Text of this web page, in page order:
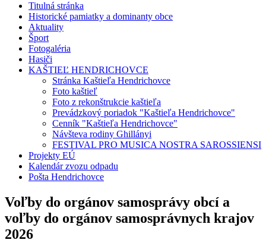
Titulná stránka
Historické pamiatky a dominanty obce
Aktuality
Šport
Fotogaléria
Hasiči
KAŠTIEĽ HENDRICHOVCE
Stránka Kaštieľa Hendrichovce
Foto kaštieľ
Foto z rekonštrukcie kaštieľa
Prevádzkový poriadok "Kaštieľa Hendrichovce"
Cenník "Kaštieľa Hendrichovce"
Návšteva rodiny Ghillányi
FESTIVAL PRO MUSICA NOSTRA SAROSSIENSI
Projekty EÚ
Kalendár zvozu odpadu
Pošta Hendrichovce
Voľby do orgánov samosprávy obcí a
voľby do orgánov samosprávnych krajov
2026